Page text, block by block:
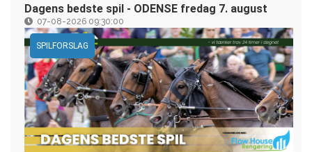
Dagens bedste spil - ODENSE fredag 7. august
07-08-2026 09:30:00
SPILFORSLAG